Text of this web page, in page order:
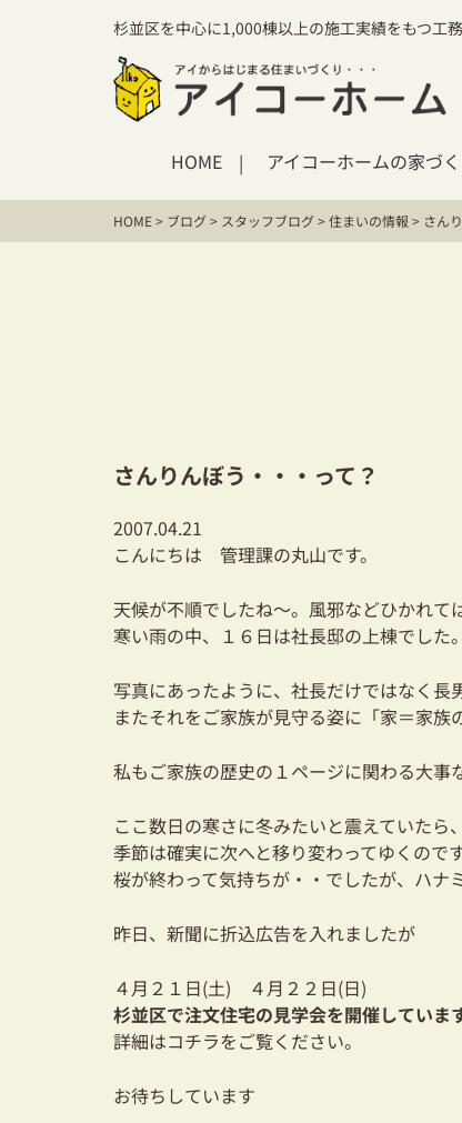
杉並区を中心に1,000棟以上の施工実績をもつ工
HOME アイコーホームの家づ
HOME> ブログ> スタッフブログ>住まいの情報 > さん
さんりんぼう・・・って？
2007.04.21
こんにちは 管理課の丸山です。
天候が不順でしたね～。風邪などひかれて
寒い雨の中、１６日は社長邸の上棟でした。
写真にあったように、社長だけではなく長
またそれをご家族が見守る姿に「家＝家族
私もご家族の歴史の１ページに関わる大事
ここ数日の寒さに冬みたいと震えていたら
季節は確実に次へと移り変わってゆくので
桜が終わって気持ちが・・でしたが、ハナ
昨日、新聞に折込広告を入れましたが
４月２１日(土) ４月２２日(日)
杉並区で注文住宅の見学会を開催しています
詳細はコチラをご覧ください。
お待ちしています